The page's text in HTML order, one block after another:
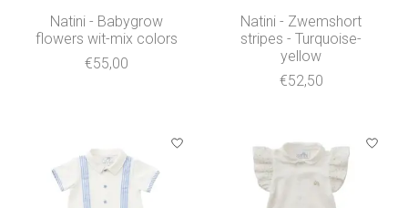
Natini - Babygrow
flowers wit-mix colors
€55,00
Natini - Zwemshort
stripes - Turquoise-
yellow
€52,50